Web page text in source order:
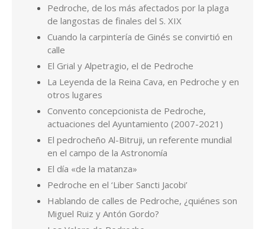
Pedroche, de los más afectados por la plaga
de langostas de finales del S. XIX
Cuando la carpintería de Ginés se convirtió en
calle
El Grial y Alpetragio, el de Pedroche
La Leyenda de la Reina Cava, en Pedroche y en
otros lugares
Convento concepcionista de Pedroche,
actuaciones del Ayuntamiento (2007-2021)
El pedrocheño Al-Bitruji, un referente mundial
en el campo de la Astronomía
El día «de la matanza»
Pedroche en el ‘Liber Sancti Jacobi’
Hablando de calles de Pedroche, ¿quiénes son
Miguel Ruiz y Antón Gordo?